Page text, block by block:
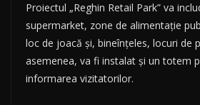
Proiectul „Reghin Retail Park” va
supermarket, zone de alimentație
loc de joacă și, bineînțeles, locuri de
asemenea, va fi instalat și un totem
informarea vizitatorilor.